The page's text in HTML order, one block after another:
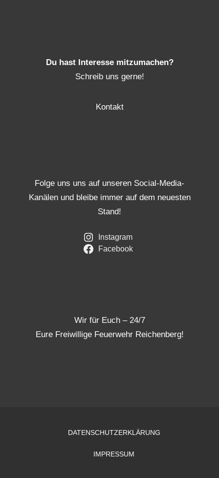
Du hast Interesse mitzumachen?
Schreib uns gerne!
Kontakt
Folge uns uns auf unseren Social-Media-
Kanälen und bleibe immer auf dem neuesten
Stand!
Instagram
Facebook
Wir für Euch – 24/7
Eure Freiwillige Feuerwehr Reichenberg!
DATENSCHUTZERKLÄRUNG
IMPRESSUM